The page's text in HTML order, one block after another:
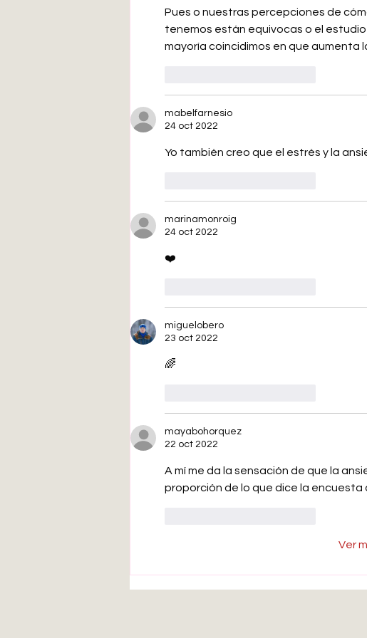
humana
Pues o nuestras percepciones de
tenemos están equivocas o el
mayoría coincidimos en que aumenta
mabelfarnesio
24 oct 2022
Yo también creo que el estrés y la
marinamonroig
24 oct 2022
❤️
miguelobero
23 oct 2022
🌈
mayabohorquez
22 oct 2022
A mí me da la sensación de que la
proporción de lo que dice la
Ver